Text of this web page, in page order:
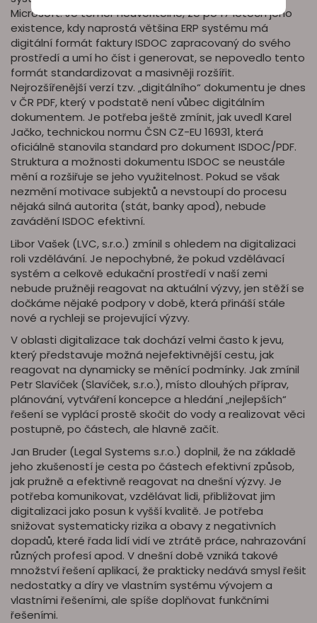
Microsoft. Je téměř neuvěřitelné, že po 17 letech jeho
existence, kdy naprostá většina ERP systému má
digitální formát faktury ISDOC zapracovaný do svého
prostředí a umí ho číst i generovat, se nepovedlo tento
formát standardizovat a masivněji rozšířit.
Nejrozšířenější verzí tzv. „digitálního“ dokumentu je dnes
v ČR PDF, který v podstatě není vůbec digitálním
dokumentem. Je potřeba ještě zmínit, jak uvedl Karel
Jačko, technickou normu ČSN CZ-EU 16931, která
oficiálně stanovila standard pro dokument ISDOC/PDF.
Struktura a možnosti dokumentu ISDOC se neustále
mění a rozšiřuje se jeho využitelnost. Pokud se však
nezmění motivace subjektů a nevstoupí do procesu
nějaká silná autorita (stát, banky apod), nebude
zavádění ISDOC efektivní.
Libor Vašek (LVC, s.r.o.) zmínil s ohledem na digitalizaci
roli vzdělávání. Je nepochybné, že pokud vzdělávací
systém a celkově edukační prostředí v naší zemi
nebude pružněji reagovat na aktuální výzvy, jen stěží se
dočkáme nějaké podpory v době, která přináší stále
nové a rychleji se projevující výzvy.
V oblasti digitalizace tak dochází velmi často k jevu,
který představuje možná nejefektivnější cestu, jak
reagovat na dynamicky se měnící podmínky. Jak zmínil
Petr Slavíček (Slavíček, s.r.o.), místo dlouhých příprav,
plánování, vytváření koncepce a hledání „nejlepších“
řešení se vyplácí prostě skočit do vody a realizovat věci
postupně, po částech, ale hlavně začít.
Jan Bruder (Legal Systems s.r.o.) doplnil, že na základě
jeho zkušeností je cesta po částech efektivní způsob,
jak pružně a efektivně reagovat na dnešní výzvy. Je
potřeba komunikovat, vzdělávat lidi, přibližovat jim
digitalizaci jako posun k vyšší kvalitě. Je potřeba
snižovat systematicky rizika a obavy z negativních
dopadů, které řada lidí vidí ve ztrátě práce, nahrazování
různých profesí apod. V dnešní době vzniká takové
množství řešení aplikací, že prakticky nedává smysl řešit
nedostatky a díry ve vlastním systému vývojem a
vlastními řešeními, ale spíše doplňovat funkčními
řešeními.